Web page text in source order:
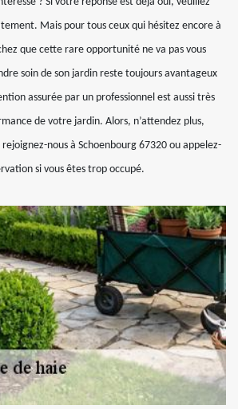
Mais pour tous ceux qui hésitez encore à
que cette rare opportunité ne va pas vous
soin de son jardin reste toujours avantageux
assurée par un professionnel est aussi très
de votre jardin. Alors, n’attendez plus,
nous à Schoenbourg 67320 ou appelez-
si vous êtes trop occupé.